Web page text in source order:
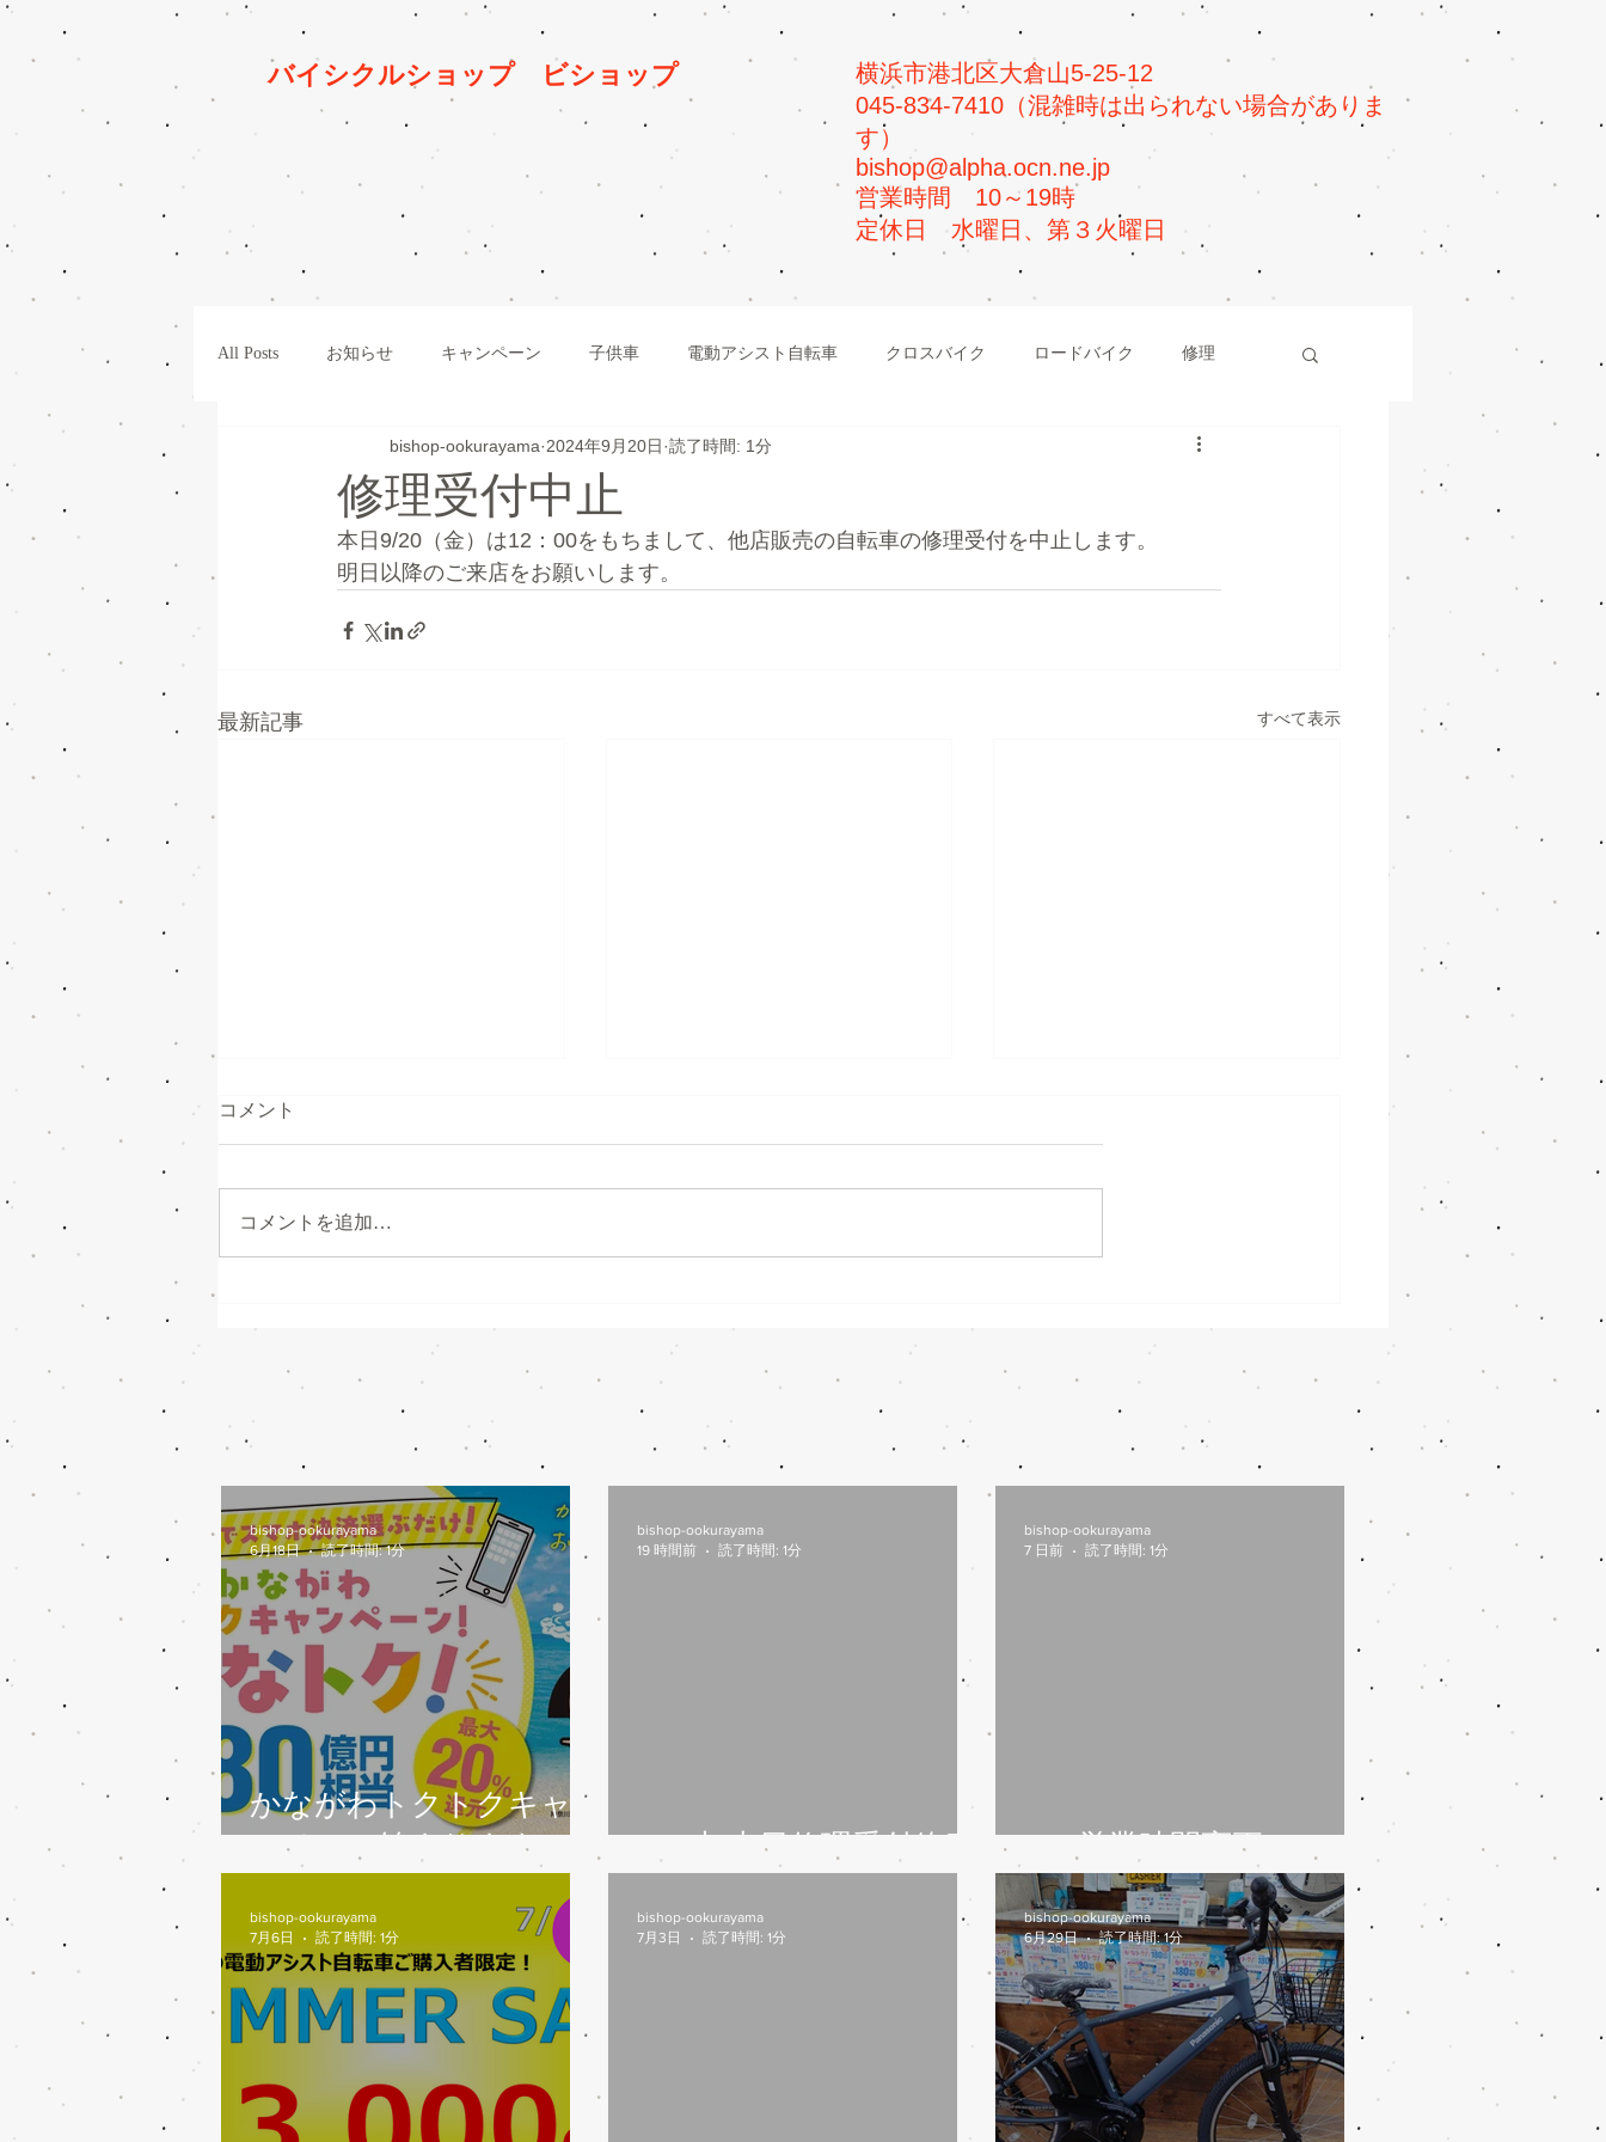
バイシクルショップ ビショップ
横浜市港北区大倉山5-25-12
045-834-7410（混雑時は出られない場合がありま
す）
bishop@alpha.ocn.ne.jp
​営業時間 10～19時
​定休日 水曜日、第３火曜日
All Posts お知らせ キャンペーン 子供車 電動アシスト自転車 クロスバイク ロードバイク 修理
整備 一般車 ビーチクルーザー マウンテンバイク
修理受付中止
bishop-ookurayama 2024年9月20日 読了時間: 1分
本日9/20（金）は12：00をもちまして、他店販売の自転車の修理受付を中止します。
明日以降のご来店をお願いします。
最新記事 すべて表示
ン始まります
本日8/6（木）は修理多数によ
本日7/31は都合により、18：30
コメント
コメントを追加…
かながわトクトクキャ
ンペーン始まります
bishop-ookurayama
6月18日
読了時間: 1分
8/6(木)本日修理受付終了
bishop-ookurayama
19 時間前
読了時間: 1分
7/31営業時間変更
bishop-ookurayama
7 日前
読了時間: 1分
bishop-ookurayama
7月6日
読了時間: 1分
bishop-ookurayama
7月3日
読了時間: 1分
bishop-ookurayama
6月29日
読了時間: 1分